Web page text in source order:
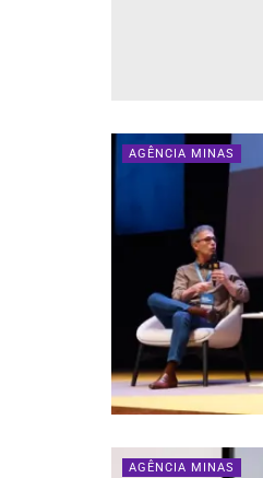
AGÊNCIA MINAS
AGÊNCIA MINAS